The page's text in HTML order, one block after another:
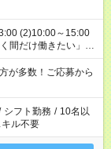
前中は働いて、午後
希望を教えてくださ
週40時間を超える
が多数！ご応募から
シフト勤務 / 10名以
ル不要